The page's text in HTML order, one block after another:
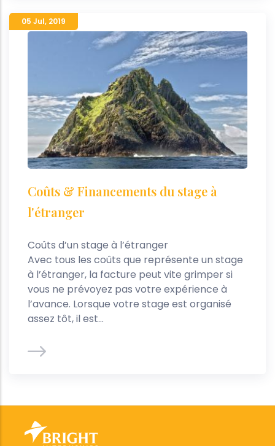
05 Jul, 2019
Coûts & Financements du stage à
l'étranger
Coûts d’un stage à l’étranger
Avec tous les coûts que représente un stage
à l’étranger, la facture peut vite grimper si
vous ne prévoyez pas votre expérience à
l’avance. Lorsque votre stage est organisé
assez tôt, il est...